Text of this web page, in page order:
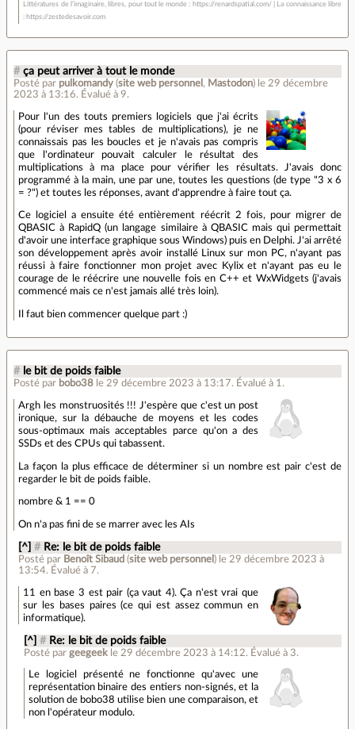
Littératures de l’imaginaire, libres, pour tout le monde : https://renardspatial.com/ | La connaissance libre
: https://zestedesavoir.com
# ça peut arriver à tout le monde
Posté par pulkomandy (site web personnel , Mastodon) le 29 décembre
2023 à 13:16. Évalué à 9.
Pour l'un des touts premiers logiciels que j'ai écrits
(pour réviser mes tables de multiplications), je ne
connaissais pas les boucles et je n'avais pas compris
que l'ordinateur pouvait calculer le résultat des
multiplications à ma place pour vérifier les résultats. J'avais donc
programmé à la main, une par une, toutes les questions (de type "3 x 6
= ?") et toutes les réponses, avant d'apprendre à faire tout ça.
Ce logiciel a ensuite été entièrement réécrit 2 fois, pour migrer de
QBASIC à RapidQ (un langage similaire à QBASIC mais qui permettait
d'avoir une interface graphique sous Windows) puis en Delphi. J'ai arrêté
son développement après avoir installé Linux sur mon PC, n'ayant pas
réussi à faire fonctionner mon projet avec Kylix et n'ayant pas eu le
courage de le réécrire une nouvelle fois en C++ et WxWidgets (j'avais
commencé mais ce n'est jamais allé très loin).
Il faut bien commencer quelque part :)
# le bit de poids faible
Posté par bobo38 le 29 décembre 2023 à 13:17. Évalué à 1 .
Argh les monstruosités !!! J'espère que c'est un post
ironique, sur la débauche de moyens et les codes
sous-optimaux mais acceptables parce qu'on a des
SSDs et des CPUs qui tabassent.
La façon la plus efficace de déterminer si un nombre est pair c'est de
regarder le bit de poids faible.
nombre & 1 == 0
On n'a pas fini de se marrer avec les AIs
[^] # Re: le bit de poids faible
Posté par Benoît Sibaud (site web personnel ) le 29 décembre 2023 à
13:54. Évalué à7.
11 en base 3 est pair (ça vaut 4). Ça n'est vrai que
sur les bases paires (ce qui est assez commun en
informatique).
[^] # Re: le bit de poids faible
Posté par geegeek le 29 décembre 2023 à 14:12. Évalué à 3.
Le logiciel présenté ne fonctionne qu'avec une
représentation binaire des entiers non-signés, et la
solution de bobo38 utilise bien une comparaison, et
non l'opérateur modulo.